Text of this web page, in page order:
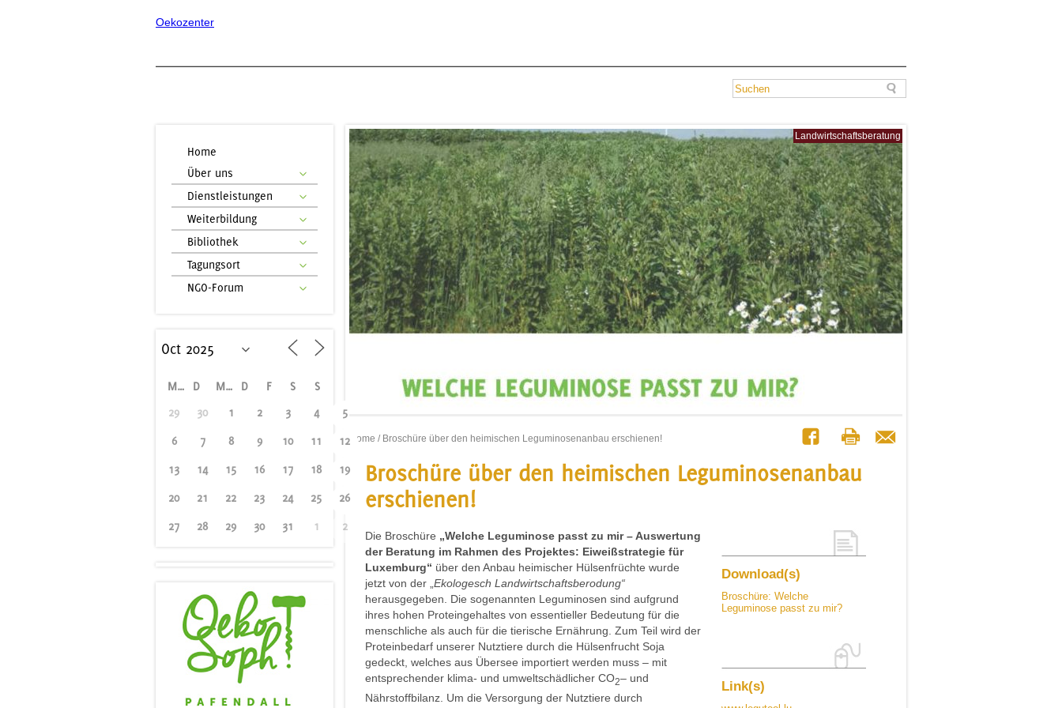
Oekozenter
Home
Über uns
Dienstleistungen
Weiterbildung
Bibliothek
Tagungsort
NGO-Forum
M D M D F S
S
29
30 1 2 3 4 5
6 7 8 9 10 11 12
13 14 15 16 17 18 19
20 21 22 23 24 25 26
27 28 29 30 31 1 2
Landwirtschaftsberatung
Home / Broschüre über den heimischen Leguminosenanbau erschienen!
Broschüre über den heimischen Leguminosenanbau
erschienen!
Download(s)
Broschüre: Welche
Leguminose passt zu mir?
Link(s)
Die Broschüre „Welche Leguminose passt zu mir – Auswertung
der Beratung im Rahmen des Projektes: Eiweißstrategie für
Luxemburg“ über den Anbau heimischer Hülsenfrüchte wurde
jetzt von der „ Ekologesch Landwirtschaftsberodung“
herausgegeben. Die sogenannten Leguminosen sind aufgrund
ihres hohen Proteingehaltes von essentieller Bedeutung für die
menschliche als auch für die tierische Ernährung. Zum Teil wird der
Proteinbedarf unserer Nutztiere durch die Hülsenfrucht Soja
gedeckt, welches aus Übersee importiert werden muss – mit
entsprechender klima- und umweltschädlicher CO2– und
Nährstoffbilanz. Um die Versorgung der Nutztiere durch